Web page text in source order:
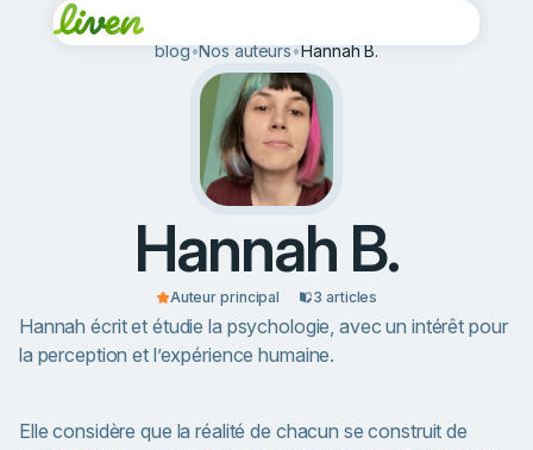
blog•Nos auteurs•Hannah B.
Hannah B.
Auteur principal 3 articles
Hannah écrit et étudie la psychologie, avec un intérêt pour
la perception et l’expérience humaine.
Elle considère que la réalité de chacun se construit de